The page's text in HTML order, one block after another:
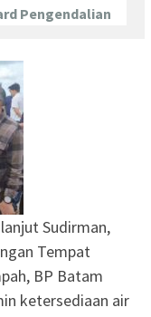
Pengendalian
Sudirman,
Tempat
BP Batam
ketersediaan air